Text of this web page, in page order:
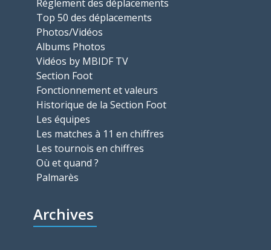
Réglement des déplacements
Top 50 des déplacements
Photos/Vidéos
Albums Photos
Vidéos by MBIDF TV
Section Foot
Fonctionnement et valeurs
Historique de la Section Foot
Les équipes
Les matches à 11 en chiffres
Les tournois en chiffres
Où et quand ?
Palmarès
Archives